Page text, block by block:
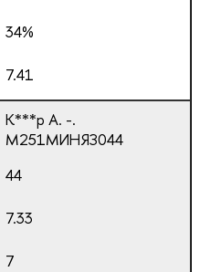
34%
7.41
К***р А. -.
М251МИНЯЗ044
44
7.33
7